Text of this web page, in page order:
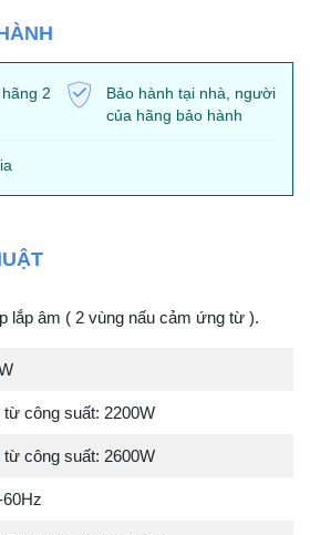
2
Bảo hành tại nhà, người
của hãng bảo hành
lắp âm ( 2 vùng nấu cảm ứng từ ).
công suất: 2200W
công suất: 2600W